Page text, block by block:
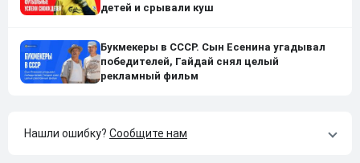
детей и срывали куш
Букмекеры в СССР. Сын Есенина угадывал
победителей, Гайдай снял целый
рекламный фильм
Нашли ошибку? Сообщите нам